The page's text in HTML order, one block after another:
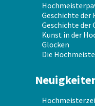
Geschichte der
Geschichte der
Kunst in der
Glocken
Die